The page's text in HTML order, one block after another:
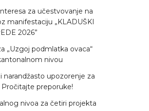
za učestvovanje na
manifestaciju „KLADUŠKI
2026”
„Uzgoj podmlatka ovaca“
nivou
narandžasto upozorenje za
preporuke!
nivoa za četiri projekta